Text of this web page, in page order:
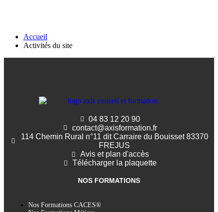
Accueil
Activités du site
04 83 12 20 90
contact@axisformation.fr
114 Chemin Rural n°11 dit Carraire du Bouisset 83370
FREJUS
Avis et plan d'accès
Télécharger la plaquette
NOS FORMATIONS
Nos Formations CACES®